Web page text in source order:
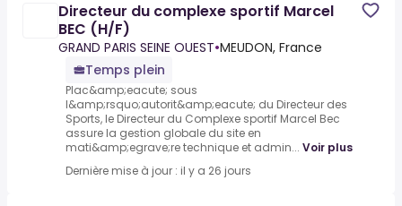
Directeur du complexe sportif Marcel
BEC (H/F)
GRAND PARIS SEINE OUEST•MEUDON, France
Temps plein
Plac&amp;eacute; sous
l&amp;rsquo;autorit&amp;eacute; du Directeur des
Sports, le Directeur du Complexe sportif Marcel Bec
assure la gestion globale du site en
mati&amp;egrave;re technique et admin... Voir plus
Dernière mise à jour : il y a 26 jours